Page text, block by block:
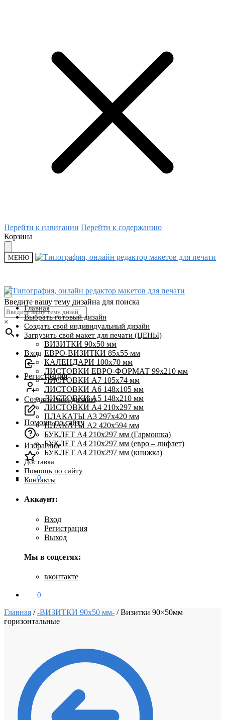
Перейти к навигации Перейти к содержанию
Корзина
МЕНЮ
Введите вашу тему дизайна для поиска
×
Вход
Регистрация
Создать свой дизайн
Помощь по сайту
Избранное
0₽ 0
Главная
Выбрать готовый дизайн
Создать свой индивидуальный дизайн
Загрузить свой макет для печати (ЦЕНЫ)
ВИЗИТКИ 90х50 мм
ЕВРО-ВИЗИТКИ 85х55 мм
КАЛЕНДАРИ 100х70 мм
ЛИСТОВКИ ЕВРО-ФОРМАТ 99х210 мм
ЛИСТОВКИ А7 105х74 мм
ЛИСТОВКИ А6 148х105 мм
ЛИСТОВКИ А5 148х210 мм
ЛИСТОВКИ А4 210х297 мм
ПЛАКАТЫ А3 297х420 мм
ПЛАКАТЫ А2 420х594 мм
БУКЛЕТ А4 210х297 мм (Гармошка)
БУКЛЕТ А4 210х297 мм (евро – лифлет)
БУКЛЕТ А4 210х297 мм (книжка)
Доставка
Помощь по сайту
Контакты
Аккаунт:
Вход
Регистрация
Выход
Мы в соцсетях:
вконтакте
0
Главная /-ВИЗИТКИ 90х50 мм- /Визитки 90×50мм
горизонтальные